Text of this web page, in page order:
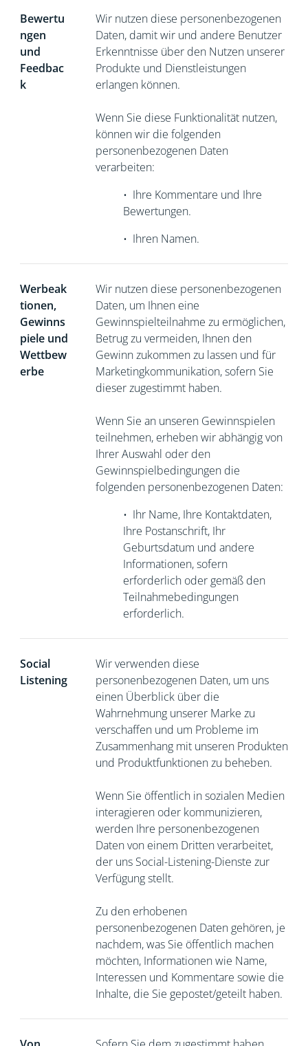
Bewertu
ngen
und
Feedbac
k
Wir nutzen diese personenbezogenen
Daten, damit wir und andere Benutzer
Erkenntnisse über den Nutzen unserer
Produkte und Dienstleistungen
erlangen können.
Wenn Sie diese Funktionalität nutzen,
können wir die folgenden
personenbezogenen Daten
verarbeiten:
• Ihre Kommentare und Ihre
Bewertungen.
• Ihren Namen.
Werbeak
tionen,
Gewinns
piele und
Wettbew
erbe
Wir nutzen diese personenbezogenen
Daten, um Ihnen eine
Gewinnspielteilnahme zu ermöglichen,
Betrug zu vermeiden, Ihnen den
Gewinn zukommen zu lassen und für
Marketingkommunikation, sofern Sie
dieser zugestimmt haben.
Wenn Sie an unseren Gewinnspielen
teilnehmen, erheben wir abhängig von
Ihrer Auswahl oder den
Gewinnspielbedingungen die
folgenden personenbezogenen Daten:
• Ihr Name, Ihre Kontaktdaten,
Ihre Postanschrift, Ihr
Geburtsdatum und andere
Informationen, sofern
erforderlich oder gemäß den
Teilnahmebedingungen
erforderlich.
Social
Listening
Wir verwenden diese
personenbezogenen Daten, um uns
einen Überblick über die
Wahrnehmung unserer Marke zu
verschaffen und um Probleme im
Zusammenhang mit unseren Produkten
und Produktfunktionen zu beheben.
Wenn Sie öffentlich in sozialen Medien
interagieren oder kommunizieren,
werden Ihre personenbezogenen
Daten von einem Dritten verarbeitet,
der uns Social-Listening-Dienste zur
Verfügung stellt.
Zu den erhobenen
personenbezogenen Daten gehören, je
nachdem, was Sie öffentlich machen
möchten, Informationen wie Name,
Interessen und Kommentare sowie die
Inhalte, die Sie gepostet/geteilt haben.